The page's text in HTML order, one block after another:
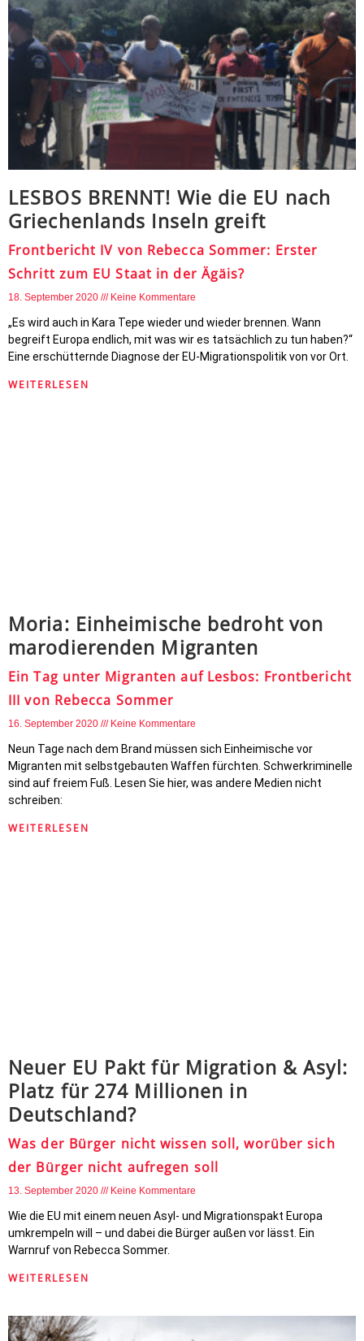
LESBOS BRENNT! Wie die EU nach
Griechenlands Inseln greift
Frontbericht IV von Rebecca Sommer: Erster
Schritt zum EU Staat in der Ägäis?
18. September 2020 Keine Kommentare
„Es wird auch in Kara Tepe wieder und wieder brennen. Wann
begreift Europa endlich, mit was wir es tatsächlich zu tun haben?“
Eine erschütternde Diagnose der EU-Migrationspolitik von vor Ort.
WEITERLESEN
Moria: Einheimische bedroht von
marodierenden Migranten
Ein Tag unter Migranten auf Lesbos: Frontbericht
III von Rebecca Sommer
16. September 2020 Keine Kommentare
Neun Tage nach dem Brand müssen sich Einheimische vor
Migranten mit selbstgebauten Waffen fürchten. Schwerkriminelle
sind auf freiem Fuß. Lesen Sie hier, was andere Medien nicht
schreiben:
WEITERLESEN
Neuer EU Pakt für Migration & Asyl:
Platz für 274 Millionen in
Deutschland?
Was der Bürger nicht wissen soll, worüber sich
der Bürger nicht aufregen soll
13. September 2020 Keine Kommentare
Wie die EU mit einem neuen Asyl- und Migrationspakt Europa
umkrempeln will – und dabei die Bürger außen vor lässt. Ein
Warnruf von Rebecca Sommer.
WEITERLESEN